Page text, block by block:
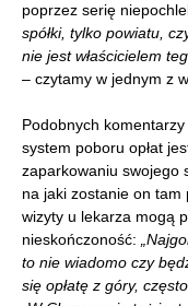
poprzez serię
spółki, tylko powiatu,
nie jest właścicielem
– czytamy w jednym z
Podobnych komentarzy
system poboru opłat
zaparkowaniu swojego
na jaki zostanie on tam
wizyty u lekarza mogą
nieskończoność:
to nie wiadomo czy
się opłatę z góry,